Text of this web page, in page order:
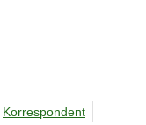
Korrespondent